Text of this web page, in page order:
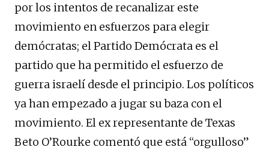
por los intentos de recanalizar este
movimiento en esfuerzos para elegir
demócratas; el Partido Demócrata es el
partido que ha permitido el esfuerzo de
guerra israelí desde el principio. Los políticos
ya han empezado a jugar su baza con el
movimiento. El ex representante de Texas
Beto O’Rourke comentó que está “orgulloso”